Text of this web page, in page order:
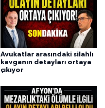
Avukatlar arasındaki silahlı
kavganın detayları ortaya
çıkıyor